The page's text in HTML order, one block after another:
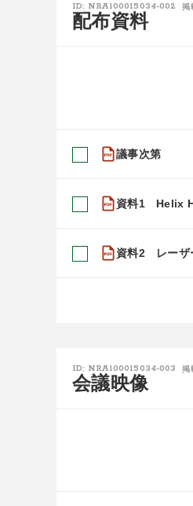
ID: NRA100015034-002 掲
配布資料
議事次第
資料1 Helix
資料2 レーザ
ID: NRA100015034-003 掲
会議映像